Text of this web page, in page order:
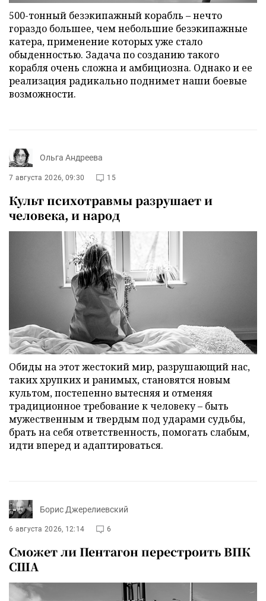
500-тонный безэкипажный корабль – нечто
гораздо большее, чем небольшие безэкипажные
катера, применение которых уже стало
обыденностью. Задача по созданию такого
корабля очень сложна и амбициозна. Однако и ее
реализация радикально поднимет наши боевые
возможности.
Ольга Андреева
7 августа 2026, 09:30 15
Культ психотравмы разрушает и
человека, и народ
Обиды на этот жестокий мир, разрушающий нас,
таких хрупких и ранимых, становятся новым
культом, постепенно вытесняя и отменяя
традиционное требование к человеку – быть
мужественным и твердым под ударами судьбы,
брать на себя ответственность, помогать слабым,
идти вперед и адаптироваться.
Борис Джерелиевский
6 августа 2026, 12:14 6
Сможет ли Пентагон перестроить ВПК
США